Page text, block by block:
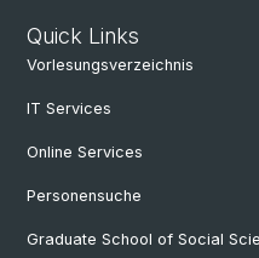
Quick Links
Vorlesungsverzeichnis
IT Services
Online Services
Personensuche
Graduate School of Social